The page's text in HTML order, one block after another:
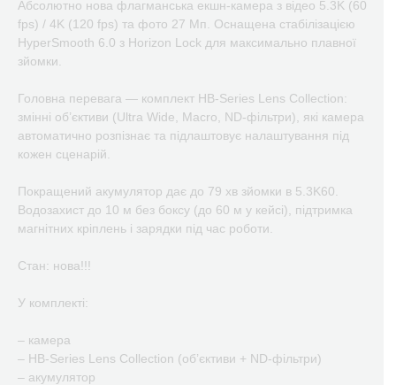
Абсолютно нова флагманська екшн-камера з відео 5.3K (60
fps) / 4K (120 fps) та фото 27 Мп. Оснащена стабілізацією
HyperSmooth 6.0 з Horizon Lock для максимально плавної
зйомки.
Головна перевага — комплект HB-Series Lens Collection:
змінні об’єктиви (Ultra Wide, Macro, ND-фільтри), які камера
автоматично розпізнає та підлаштовує налаштування під
кожен сценарій.
Покращений акумулятор дає до 79 хв зйомки в 5.3K60.
Водозахист до 10 м без боксу (до 60 м у кейсі), підтримка
магнітних кріплень і зарядки під час роботи.
Стан: нова!!!
У комплекті:
– камера
– HB-Series Lens Collection (об’єктиви + ND-фільтри)
– акумулятор